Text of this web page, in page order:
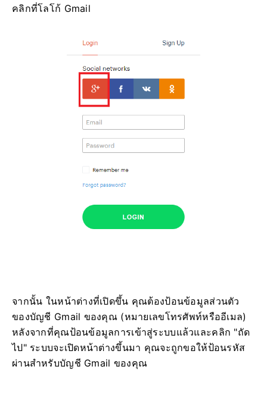
คลิกที่โลโก้ Gmail
จากนั้น ในหน้าต่างที่เปิดขึ้น คุณต้องป้อนข้อมูลส่วนตัว
ของบัญชี Gmail ของคุณ (หมายเลขโทรศัพท์หรืออีเมล)
หลังจากที่คุณป้อนข้อมูลการเข้าสู่ระบบแล้วและคลิก "ถัด
ไป" ระบบจะเปิดหน้าต่างขึ้นมา คุณจะถูกขอให้ป้อนรหัส
ผ่านสำหรับบัญชี Gmail ของคุณ